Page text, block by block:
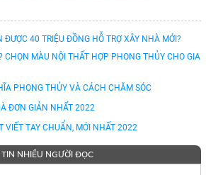
40 TRIỆU ĐỒNG HỖ TRỢ XÂY NHÀ MỚI?
CHỌN MÀU NỘI THẤT HỢP PHONG THỦY CHO GIA
PHONG THỦY VÀ CÁCH CHĂM SÓC
ĐƠN GIẢN NHẤT 2022
VIẾT TAY CHUẨN, MỚI NHẤT 2022
TIN NHIỀU NGƯỜI ĐỌC